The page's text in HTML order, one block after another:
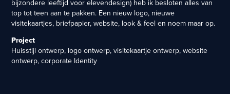
bijzondere leeftijd voor elevendesign) heb ik besloten alles van
top tot teen aan te pakken. Een nieuw logo, nieuwe
visitekaartjes, briefpapier, website, look & feel en noem maar op.
Project
Huisstijl ontwerp, logo ontwerp, visitekaartje ontwerp, website
ontwerp, corporate Identity